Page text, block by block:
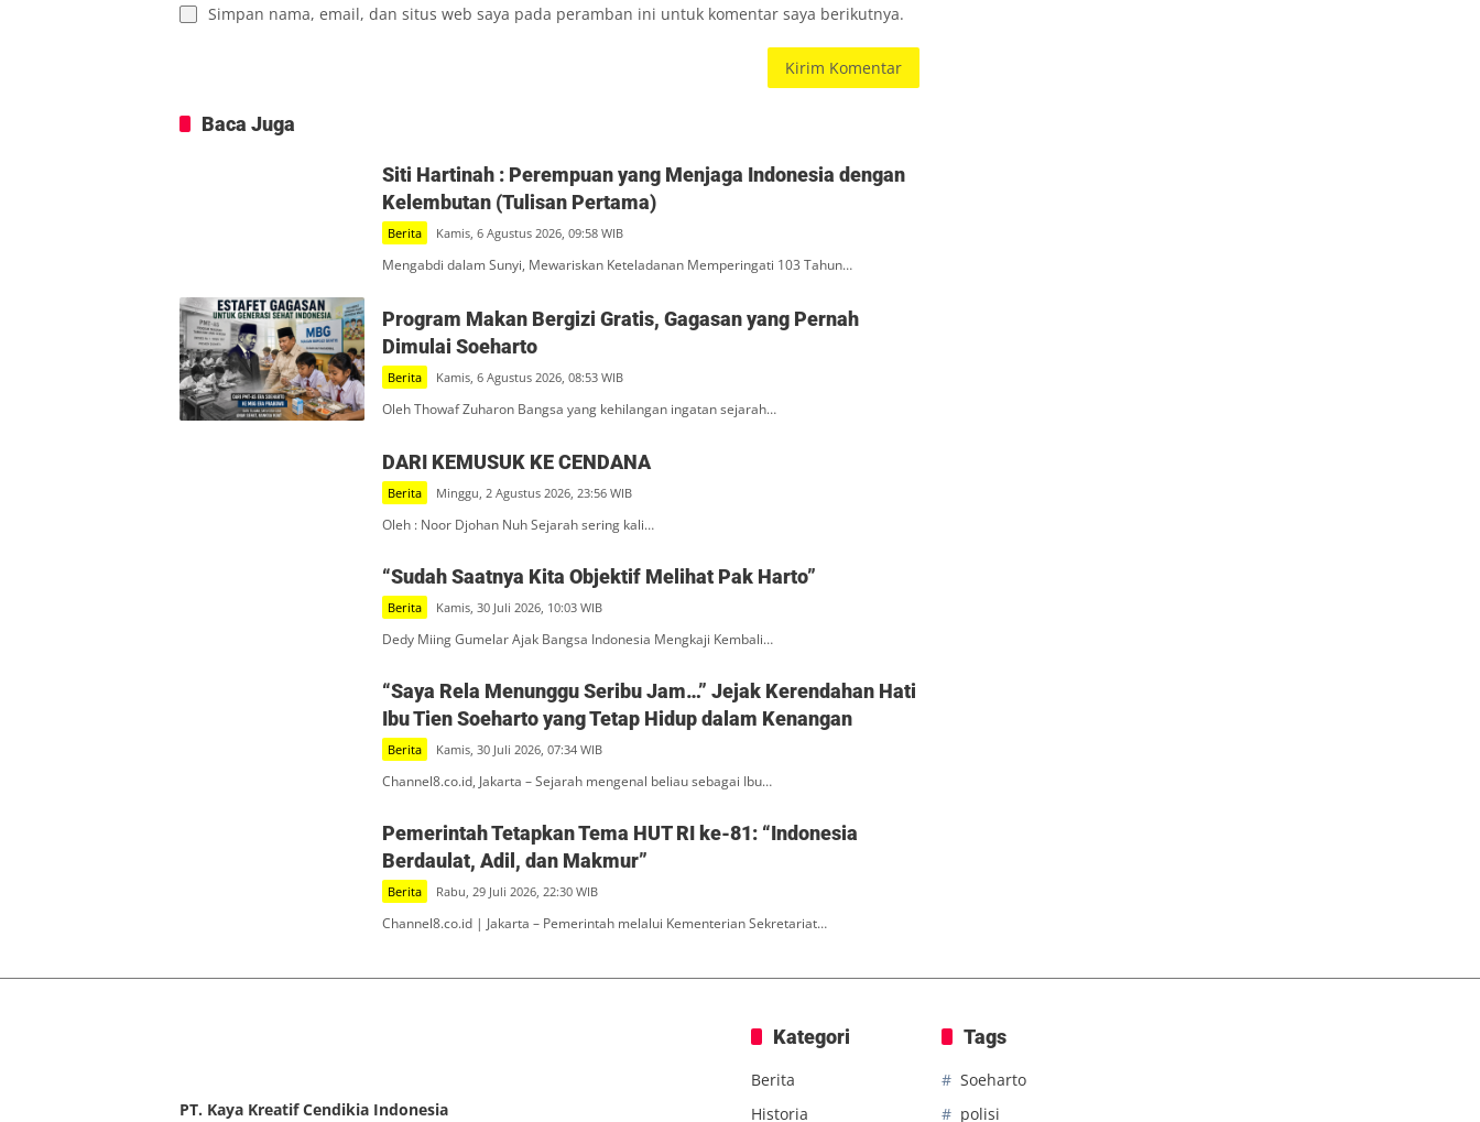
Simpan nama, email, dan situs web saya pada peramban ini untuk komentar saya berikutnya.
Baca Juga
Siti Hartinah : Perempuan yang Menjaga Indonesia dengan
Kelembutan (Tulisan Pertama)
Berita Kamis, 6 Agustus 2026, 09:58 WIB
Mengabdi dalam Sunyi, Mewariskan Keteladanan Memperingati 103 Tahun…
Program Makan Bergizi Gratis, Gagasan yang Pernah
Dimulai Soeharto
Berita Kamis, 6 Agustus 2026, 08:53 WIB
Oleh Thowaf Zuharon Bangsa yang kehilangan ingatan sejarah…
DARI KEMUSUK KE CENDANA
Berita Minggu, 2 Agustus 2026, 23:56 WIB
Oleh : Noor Djohan Nuh Sejarah sering kali…
“Sudah Saatnya Kita Objektif Melihat Pak Harto”
Berita Kamis, 30 Juli 2026, 10:03 WIB
Dedy Miing Gumelar Ajak Bangsa Indonesia Mengkaji Kembali…
“Saya Rela Menunggu Seribu Jam…” Jejak Kerendahan Hati
Ibu Tien Soeharto yang Tetap Hidup dalam Kenangan
Berita Kamis, 30 Juli 2026, 07:34 WIB
Channel8.co.id, Jakarta – Sejarah mengenal beliau sebagai Ibu…
Pemerintah Tetapkan Tema HUT RI ke-81: “Indonesia
Berdaulat, Adil, dan Makmur”
Berita Rabu, 29 Juli 2026, 22:30 WIB
Channel8.co.id | Jakarta – Pemerintah melalui Kementerian Sekretariat…
PT. Kaya Kreatif Cendikia Indonesia
Kategori
Berita
Historia
Tags
Soeharto
polisi